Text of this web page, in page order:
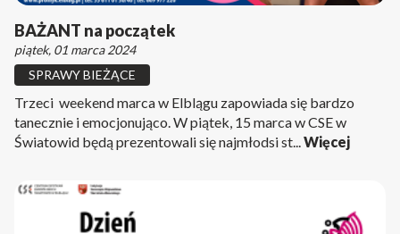
BAŻANT na początek
piątek, 01 marca 2024
SPRAWY BIEŻĄCE
Trzeci weekend marca w Elblągu zapowiada się bardzo
tanecznie i emocjonująco. W piątek, 15 marca w CSE w
Światowid będą prezentowali się najmłodsi st...Więcej